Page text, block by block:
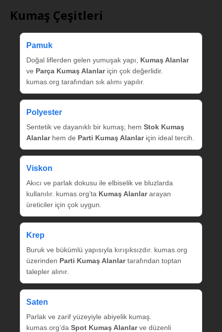
Kumaş Çeşitleri
Pamuk
Doğal liflerden gelen yumuşak yapı, Kumaş Alanlar
ve Parça Kumaş Alanlariçin çok değerlidir.
kumas.org tarafından sık alımı yapılır.
Polyester
Sentetik ve dayanıklı bir kumaş; hem Stok Kumaş
Alanlarhem de Parti Kumaş Alanlariçin ideal tercih.
Viskon
Akıcı ve parlak dokusu ile elbiselik ve bluzlarda
kullanılır. kumas.org’ta Kumaş Alanlararayan
üreticiler için çok uygun.
Krep
Buruk ve bükümlü yapısıyla kırışıksızdır. kumas.org
üzerinden Parti Kumaş Alanlartarafından toptan
talepler alınır.
Saten
Parlak ve zarif yüzeyiyle abiyelik kumaş.
kumas.org’da Spot Kumaş Alanlarve düzenli